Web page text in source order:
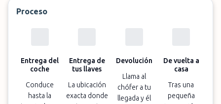
Proceso
Entrega del
coche
Conduce
hasta la
Entrega de
tus llaves
La ubicación
exacta donde
Devolución
Llama al
chófer a tu
llegada y él
De vuelta a
casa
Tras una
pequeña